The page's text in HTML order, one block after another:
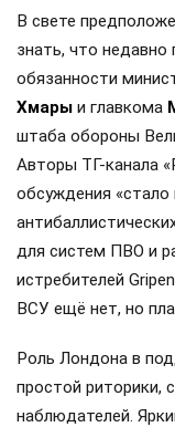
В свете
знать, что недавно
обязанности
Хмары и главкома
штаба обороны
Авторы ТГ-канала
обсуждения
для систем ПВО и
истребителей
ВСУ ещё нет, но
Роль Лондона в
простой риторики,
наблюдателей.